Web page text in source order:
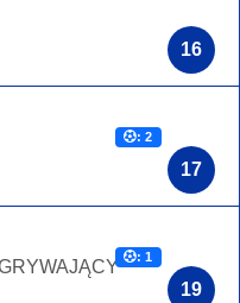
16
: 2
17
: 1
19